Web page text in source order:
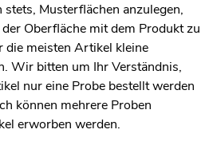
Musterflächen anzulegen,
Oberfläche mit dem Produkt zu
meisten Artikel kleine
Wir bitten um Ihr Verständnis,
nur eine Probe bestellt werden
können mehrere Proben
erworben werden.